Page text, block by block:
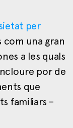
per
com una gran
a les quals
por de
que
familiars –